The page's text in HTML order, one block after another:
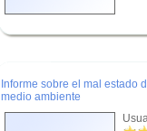
Informe sobre el mal estado
medio ambiente